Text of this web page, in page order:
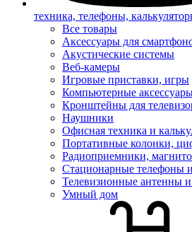
техника, телефоны,
Все товары
Аксессуары для
Акустические системы
Веб-камеры
Игровые приставки, игры
Компьютерные
Кронштейны для
Наушники
Офисная техника и
Портативные колонки,
Радиоприемники,
Стационарные телефоны
Телевизионные антенны
Умный дом